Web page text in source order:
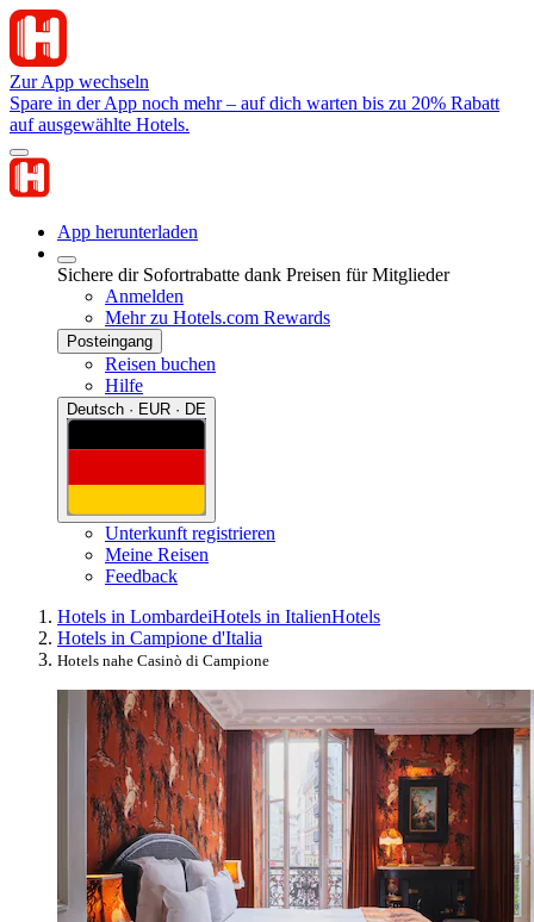
Zur App wechseln
Spare in der App noch mehr – auf dich warten bis zu 20% Rabatt
auf ausgewählte Hotels.
App herunterladen
Sichere dir Sofortrabatte dank Preisen für Mitglieder
Anmelden
Mehr zu Hotels.com Rewards
Posteingang
Reisen buchen
Hilfe
Deutsch · EUR · DE
Unterkunft registrieren
Meine Reisen
Feedback
Hotels in LombardeiHotels in ItalienHotels
Hotels in Campione d'Italia
Hotels nahe Casinò di Campione